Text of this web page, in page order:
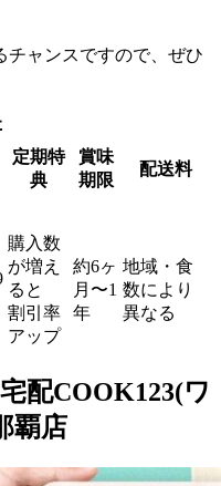
チャンスですので、ぜひ
定期特
典
賞味
期限
配送料
購入数
が増え
ると
割引率
アップ
約6ヶ
月〜1
年
地域・食
数により
異なる
配COOK123(ワ
覇店